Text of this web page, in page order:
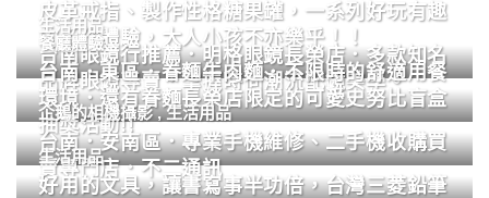
皮革戒指、製作性格糖果罐，一系列好玩有趣
的手作體驗，大人小孩不亦樂乎！！
生活用品
台南眼鏡行推薦．明格眼鏡長榮店．多款知名
品牌眼鏡專賣．掌握時尚潮流配鏡美學。
餐廳體驗
台南．東區．眷麵牛肉麵．不限時的舒適用餐
環境．還有眷麵長榮店限定的可愛史努比盲盒
抽獎活動!!
企鵝的相機攝影,生活用品
台南．安南區．專業手機維修、二手機收購買
賣專門店．不二通訊
生活用品
好用的文具，讓書寫事半功倍，台灣三菱鉛筆